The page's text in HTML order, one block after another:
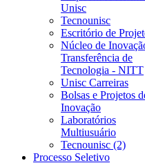
Unisc
Tecnounisc
Escritório de
Núcleo de
Transferência de
Tecnologia - NITT
Unisc Carreiras
Bolsas e Projetos
Inovação
Laboratórios
Multiusuário
Tecnounisc (2)
Processo Seletivo